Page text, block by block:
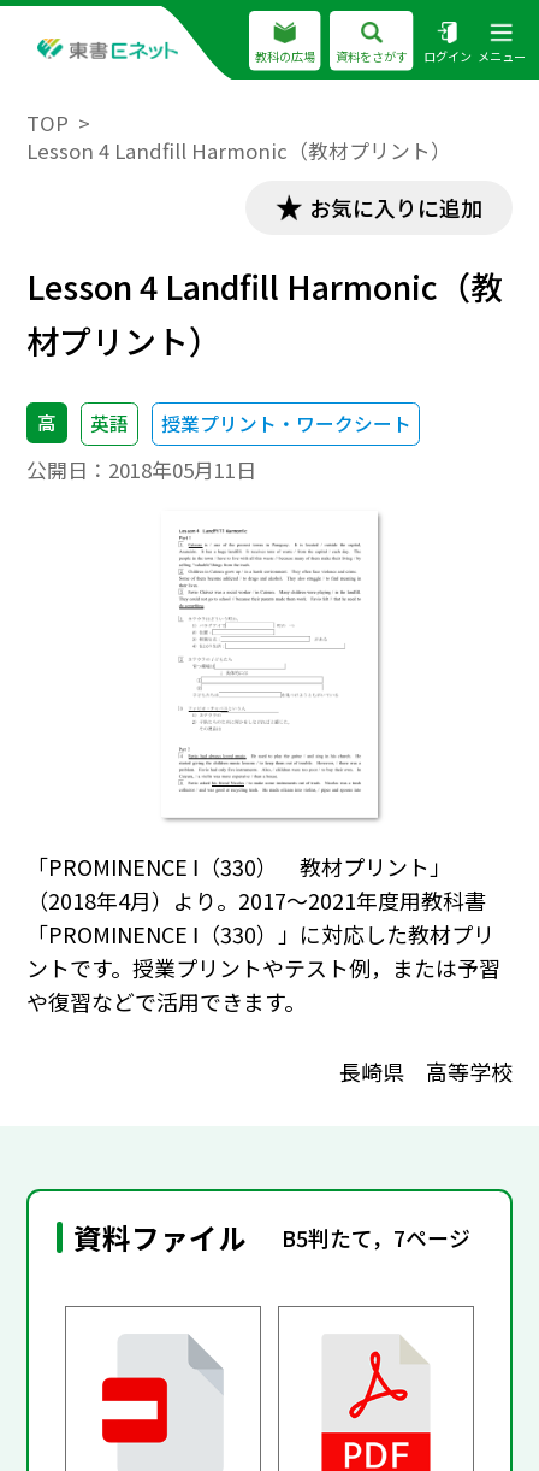
教科の広場 資料をさがす ログイン メニュー
TOP
Lesson 4 Landfill Harmonic（教材プリント）
お気に入りに追加
Lesson 4 Landfill Harmonic（教
材プリント）
高 英語 授業プリント・ワークシート
公開日： 2018年05月11日
「PROMINENCE Ⅰ（330） 教材プリント」
（2018年4月）より。2017～2021年度用教科書
「PROMINENCE Ⅰ（330）」に対応した教材プリ
ントです。授業プリントやテスト例，または予習
や復習などで活用できます。
長崎県 高等学校
資料ファイル B5判たて，7ページ